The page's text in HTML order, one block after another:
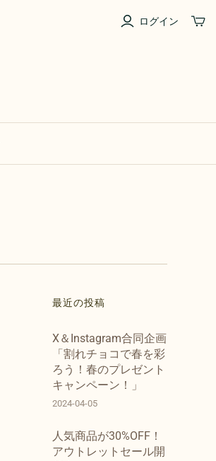
ログイン
最近の投稿
X＆Instagram合同企画
「割れチョコで春を彩
ろう！春のプレゼント
キャンペーン！」
2024-04-05
人気商品が30%OFF！
アウトレットセール開